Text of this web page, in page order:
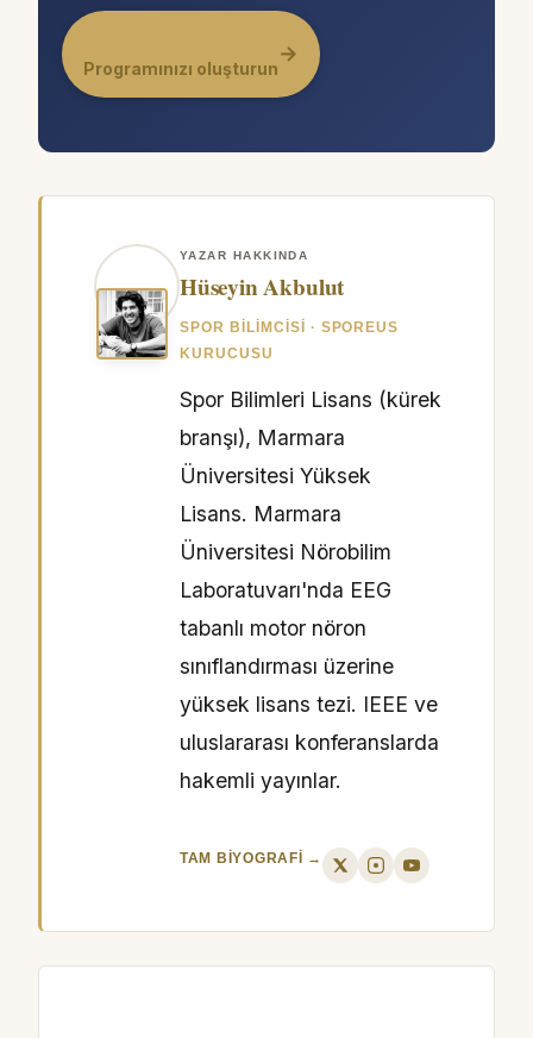
Programınızı oluşturun
→
YAZAR HAKKINDA
Hüseyin Akbulut
SPOR BILIMCISI · SPOREUS
KURUCUSU
Spor Bilimleri Lisans (kürek
branşı), Marmara
Üniversitesi Yüksek
Lisans. Marmara
Üniversitesi Nörobilim
Laboratuvarı'nda EEG
tabanlı motor nöron
sınıflandırması üzerine
yüksek lisans tezi. IEEE ve
uluslararası konferanslarda
hakemli yayınlar.
TAM BIYOGRAFI →